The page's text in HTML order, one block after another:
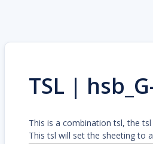
TSL |
This is a combination tsl, the
This tsl will set the sheeting to